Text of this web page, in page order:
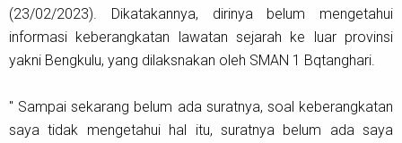
(23/02/2023). Dikatakannya, dirinya belum mengetahui
informasi keberangkatan lawatan sejarah ke luar provinsi
yakni Bengkulu, yang dilaksnakan oleh SMAN 1 Bqtanghari.
" Sampai sekarang belum ada suratnya, soal keberangkatan
saya tidak mengetahui hal itu, suratnya belum ada saya